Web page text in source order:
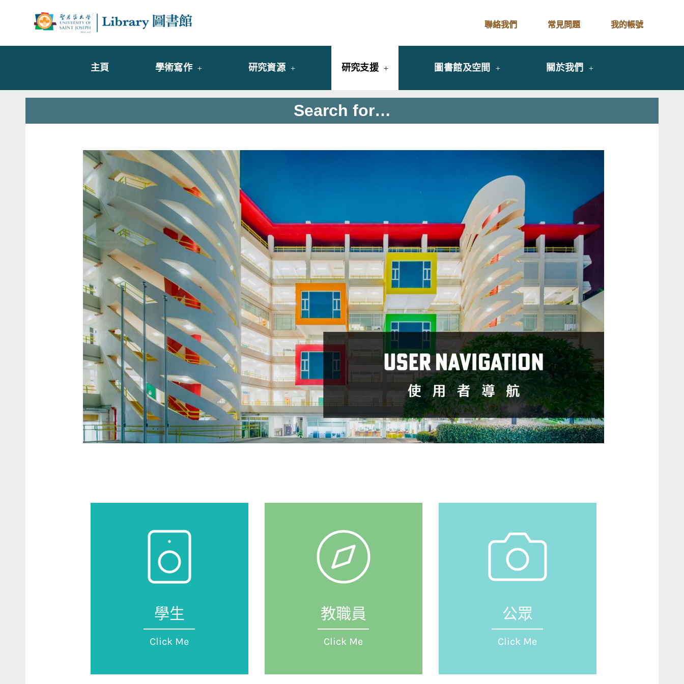
聯絡我們 常見問題 我的帳號
主頁 學術寫作 研究資源 研究支援 圖書館及空間 關於我們
Search for…
學生
Click Me
教職員
Click Me
公眾
Click Me